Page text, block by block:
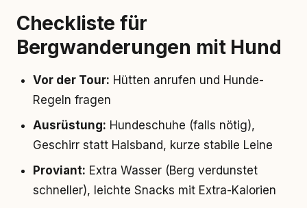
Checkliste für
Bergwanderungen mit Hund
Vor der Tour: Hütten anrufen und Hunde-
Regeln fragen
Ausrüstung: Hundeschuhe (falls nötig),
Geschirr statt Halsband, kurze stabile Leine
Proviant: Extra Wasser (Berg verdunstet
schneller), leichte Snacks mit Extra-Kalorien